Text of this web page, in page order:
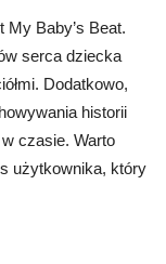
Baby’s Beat.
serca dziecka
Dodatkowo,
historii
czasie. Warto
użytkownika, który